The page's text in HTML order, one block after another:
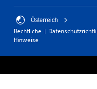
Österreich
Rechtliche
Hinweise